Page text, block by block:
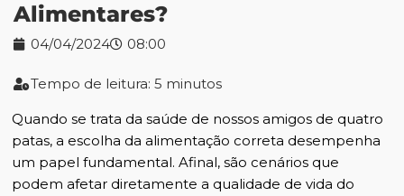
Alimentares?
04/04/2024 08:00
Tempo de leitura: 5 minutos
Quando se trata da saúde de nossos amigos de quatro
patas, a escolha da alimentação correta desempenha
um papel fundamental. Afinal, são cenários que
podem afetar diretamente a qualidade de vida do